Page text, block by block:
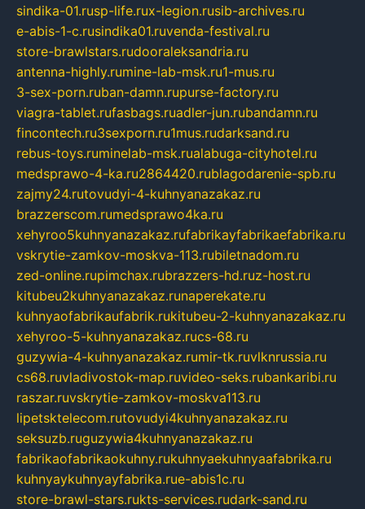
sindika-01.rusp-life.rux-legion.rusib-archives.ru
e-abis-1-c.rusindika01.ruvenda-festival.ru
store-brawlstars.rudooraleksandria.ru
antenna-highly.rumine-lab-msk.ru1-mus.ru
3-sex-porn.ruban-damn.rupurse-factory.ru
viagra-tablet.rufasbags.ruadler-jun.rubandamn.ru
fincontech.ru3sexporn.ru1mus.rudarksand.ru
rebus-toys.ruminelab-msk.rualabuga-cityhotel.ru
medsprawo-4-ka.ru2864420.rublagodarenie-spb.ru
zajmy24.rutovudyi-4-kuhnyanazakaz.ru
brazzerscom.rumedsprawo4ka.ru
xehyroo5kuhnyanazakaz.rufabrikayfabrikaefabrika.ru
vskrytie-zamkov-moskva-113.rubiletnadom.ru
zed-online.rupimchax.rubrazzers-hd.ruz-host.ru
kitubeu2kuhnyanazakaz.runaperekate.ru
kuhnyaofabrikaufabrik.rukitubeu-2-kuhnyanazakaz.ru
xehyroo-5-kuhnyanazakaz.rucs-68.ru
guzywia-4-kuhnyanazakaz.rumir-tk.ruvlknrussia.ru
cs68.ruvladivostok-map.ruvideo-seks.rubankaribi.ru
raszar.ruvskrytie-zamkov-moskva113.ru
lipetsktelecom.rutovudyi4kuhnyanazakaz.ru
seksuzb.ruguzywia4kuhnyanazakaz.ru
fabrikaofabrikaokuhny.rukuhnyaekuhnyaafabrika.ru
kuhnyaykuhnyayfabrika.rue-abis1c.ru
store-brawl-stars.rukts-services.rudark-sand.ru